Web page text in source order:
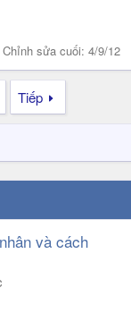
Chỉnh sửa cuối: 4/9/12
Tiếp
và cách